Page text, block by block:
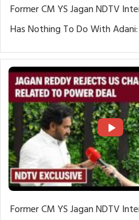
Former CM YS Jagan NDTV
Has Nothing To Do With Adani:
US Charges
Former CM YS Jagan NDTV